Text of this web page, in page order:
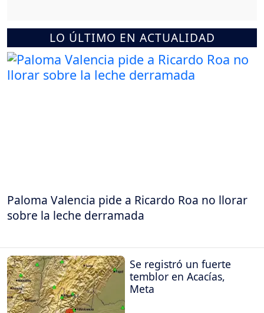
LO ÚLTIMO EN ACTUALIDAD
Paloma Valencia pide a Ricardo Roa no llorar
sobre la leche derramada
Se registró un fuerte
temblor en Acacías,
Meta